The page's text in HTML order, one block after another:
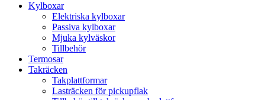
Kylboxar
Elektriska kylboxar
Passiva kylboxar
Mjuka kylväskor
Tillbehör
Termosar
Takräcken
Takplattformar
Lasträcken för pickupflak